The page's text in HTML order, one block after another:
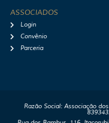
ASSOCIADOS
Login
Convênio
Parceria
Razão Social: Associação